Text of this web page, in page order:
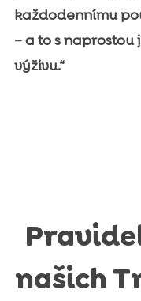
každodennímu
– a to s
výživu.“
našich